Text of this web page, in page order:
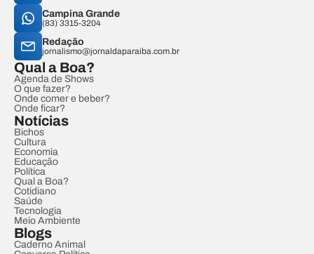
Campina Grande
(83) 3315-3204
Redação
jornalismo@jornaldaparaiba.com.br
Qual a Boa?
Agenda de Shows
O que fazer?
Onde comer e beber?
Onde ficar?
Notícias
Bichos
Cultura
Economia
Educação
Política
Qual a Boa?
Cotidiano
Saúde
Tecnologia
Meio Ambiente
Blogs
Caderno Animal